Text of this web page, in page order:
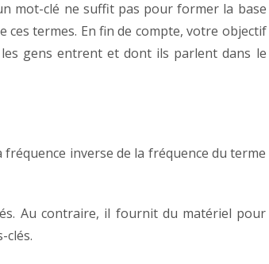
mot-clé ne suffit pas pour former la base
termes. En fin de compte, votre objectif
gens entrent et dont ils parlent dans le
fréquence inverse de la fréquence du terme
Au contraire, il fournit du matériel pour
clés.